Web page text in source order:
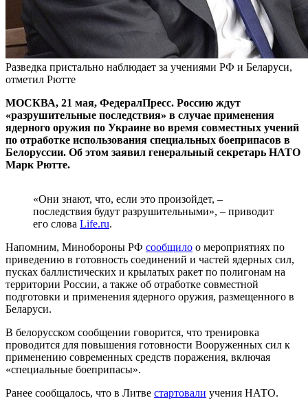
Разведка пристально наблюдает за учениями РФ и Беларуси,
отметил Рютте
МОСКВА, 21 мая, ФедералПресс. Россию ждут
«разрушительные последствия» в случае применения
ядерного оружия по Украине во время совместных учений
по отработке использования специальных боеприпасов в
Белоруссии. Об этом заявил генеральный секретарь НАТО
Марк Рютте.
«Они знают, что, если это произойдет, –
последствия будут разрушительными», – приводит
его слова Life.ru.
Напомним, Минобороны РФ сообщило о мероприятиях по
приведению в готовность соединений и частей ядерных сил,
пусках баллистических и крылатых ракет по полигонам на
территории России, а также об отработке совместной
подготовки и применения ядерного оружия, размещенного в
Беларуси.
В белорусском сообщении говорится, что тренировка
проводится для повышения готовности Вооруженных сил к
применению современных средств поражения, включая
«специальные боеприпасы».
Ранее сообщалось, что в Литве стартовали учения НАТО.